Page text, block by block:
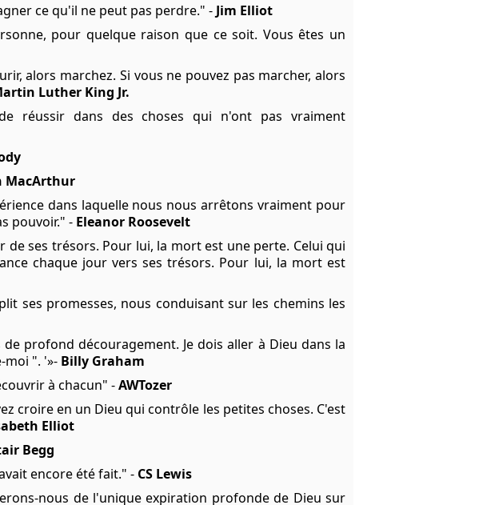
ce qu'il ne peut pas perdre." - Jim Elliot
pour quelque raison que ce soit. Vous êtes un
alors marchez. Si vous ne pouvez pas marcher, alors
Luther King Jr.
réussir dans des choses qui n'ont pas vraiment
MacArthur
dans laquelle nous nous arrêtons vraiment pour
pouvoir." - Eleanor Roosevelt
ses trésors. Pour lui, la mort est une perte. Celui qui
chaque jour vers ses trésors. Pour lui, la mort est
ses promesses, nous conduisant sur les chemins les
profond découragement. Je dois aller à Dieu dans la
moi ". '»- Billy Graham
à chacun" -AWTozer
croire en un Dieu qui contrôle les petites choses. C'est
Elliot
Begg
encore été fait." - CS Lewis
nous de l'unique expiration profonde de Dieu sur